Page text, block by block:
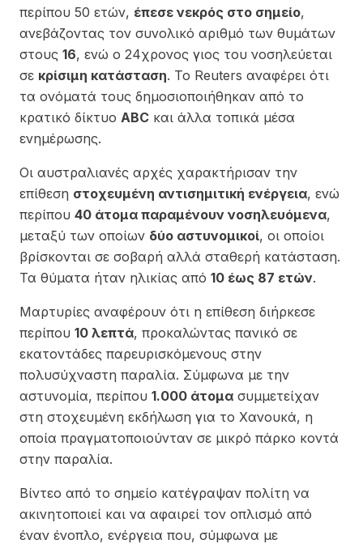
περίπου 50 ετών, έπεσε νεκρός στο σημείο,
ανεβάζοντας τον συνολικό αριθμό των θυμάτων
στους 16, ενώ ο 24χρονος γιος του νοσηλεύεται
σε κρίσιμη κατάσταση. Το Reuters αναφέρει ότι
τα ονόματά τους δημοσιοποιήθηκαν από το
κρατικό δίκτυο ABC και άλλα τοπικά μέσα
ενημέρωσης.
Οι αυστραλιανές αρχές χαρακτήρισαν την
επίθεση στοχευμένη αντισημιτική ενέργεια, ενώ
περίπου 40 άτομα παραμένουν νοσηλευόμενα,
μεταξύ των οποίων δύο αστυνομικοί, οι οποίοι
βρίσκονται σε σοβαρή αλλά σταθερή κατάσταση.
Τα θύματα ήταν ηλικίας από 10 έως 87 ετών.
Μαρτυρίες αναφέρουν ότι η επίθεση διήρκεσε
περίπου 10 λεπτά, προκαλώντας πανικό σε
εκατοντάδες παρευρισκόμενους στην
πολυσύχναστη παραλία. Σύμφωνα με την
αστυνομία, περίπου 1.000 άτομα συμμετείχαν
στη στοχευμένη εκδήλωση για το Χανουκά, η
οποία πραγματοποιούνταν σε μικρό πάρκο κοντά
στην παραλία.
Βίντεο από το σημείο κατέγραψαν πολίτη να
ακινητοποιεί και να αφαιρεί τον οπλισμό από
έναν ένοπλο, ενέργεια που, σύμφωνα με